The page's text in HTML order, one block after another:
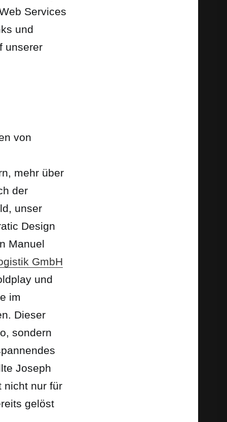
Services
und
unserer
von
mehr über
der
unser
Design
Manuel
GmbH
und
im
Dieser
sondern
Joseph
nicht nur für
gelöst